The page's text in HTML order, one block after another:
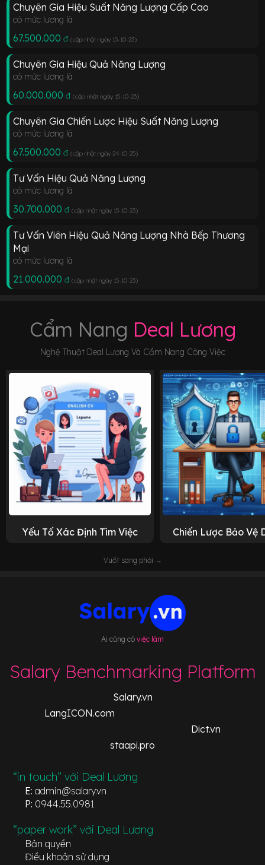
Chuyên Gia Hiệu Suất Năng Lượng Cấp Cao
có mức lương là
67.500.000 đ (cập nhật ngày 15-10-23)
Chuyên Gia Hiệu Quả Năng Lượng
có mức lương là
60.000.000 đ (cập nhật ngày 15-10-23)
Chuyên Gia Chiến Lược Hiệu Suất Năng Lượng
có mức lương là
67.500.000 đ (cập nhật ngày 24-10-25)
Tư Vấn Hiệu Quả Năng Lượng
có mức lương là
30.700.000 đ (cập nhật ngày 15-10-23)
Tư Vấn Viên Hiệu Quả Năng Lượng Nhà Bếp Thương
Mại
có mức lương là
21.000.000 đ (cập nhật ngày 15-10-23)
Cẩm Nang Deal Lương
Nghệ Thuật Deal Lương Và Cẩm Nang Công Việc
Yếu Tố Xác Định Tìm Việc Chiến Lược Bảo Vệ
Vuốt sang phải →
Ai cũng có việc làm
Salary Benchmarking Platform
Salary.vn
LangICON.com
Dict.vn
staapi.pro
“in touch” với Deal Lương
E: admin@salary.vn
P: 0944.55.0981
“paper work” với Deal Lương
Bản quyền
Điều khoản sử dụng